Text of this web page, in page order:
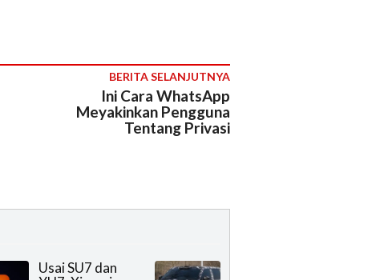
BERITA SELANJUTNYA
Ini Cara WhatsApp
Meyakinkan Pengguna
Tentang Privasi
Usai SU7 dan